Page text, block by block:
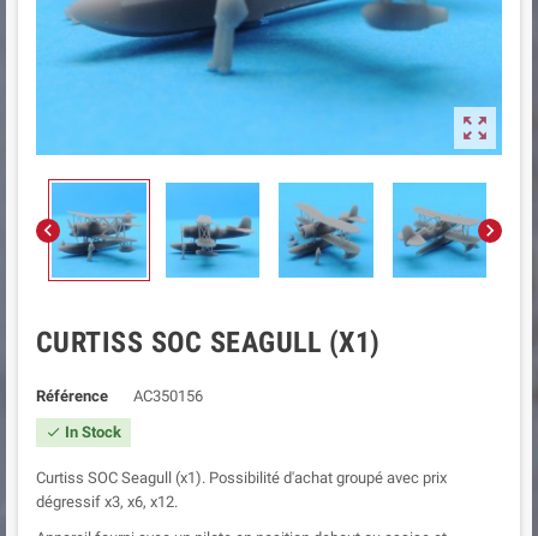

 
CURTISS SOC SEAGULL (X1)
Référence AC350156
 In Stock
Curtiss SOC Seagull (x1). Possibilité d'achat groupé avec prix
dégressif x3, x6, x12.